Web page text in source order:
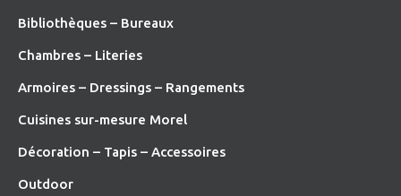
Bibliothèques – Bureaux
Chambres – Literies
Armoires – Dressings – Rangements
Cuisines sur-mesure Morel
Décoration – Tapis – Accessoires
Outdoor